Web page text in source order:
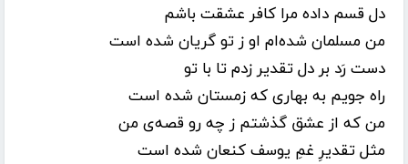
دل قسم داده مرا کافر عشقت باشم
من مسلمان شده‌ام او ز تو گریان شده است
دست رَد بر دل تقدیر زدم تا با تو
راه جویم به بهاری که زمستان شده است
من که از عشق گذشتم ز چه رو قصه‌ی من
مثل تقدیرِ غمِ یوسف کنعان شده است